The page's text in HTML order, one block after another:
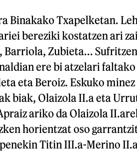
Binakako Txapelketan.
bereziki kostatzen ari
Barriola, Zubieta...
ere bi atzelari
eta Beroiz. Eskuko
biak, Olaizola II.a eta
ariko da Olaizola
horientzat oso
Titin III.a-Merino